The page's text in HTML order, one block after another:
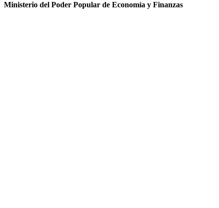
Ministerio del Poder Popular de Economía y Finanzas